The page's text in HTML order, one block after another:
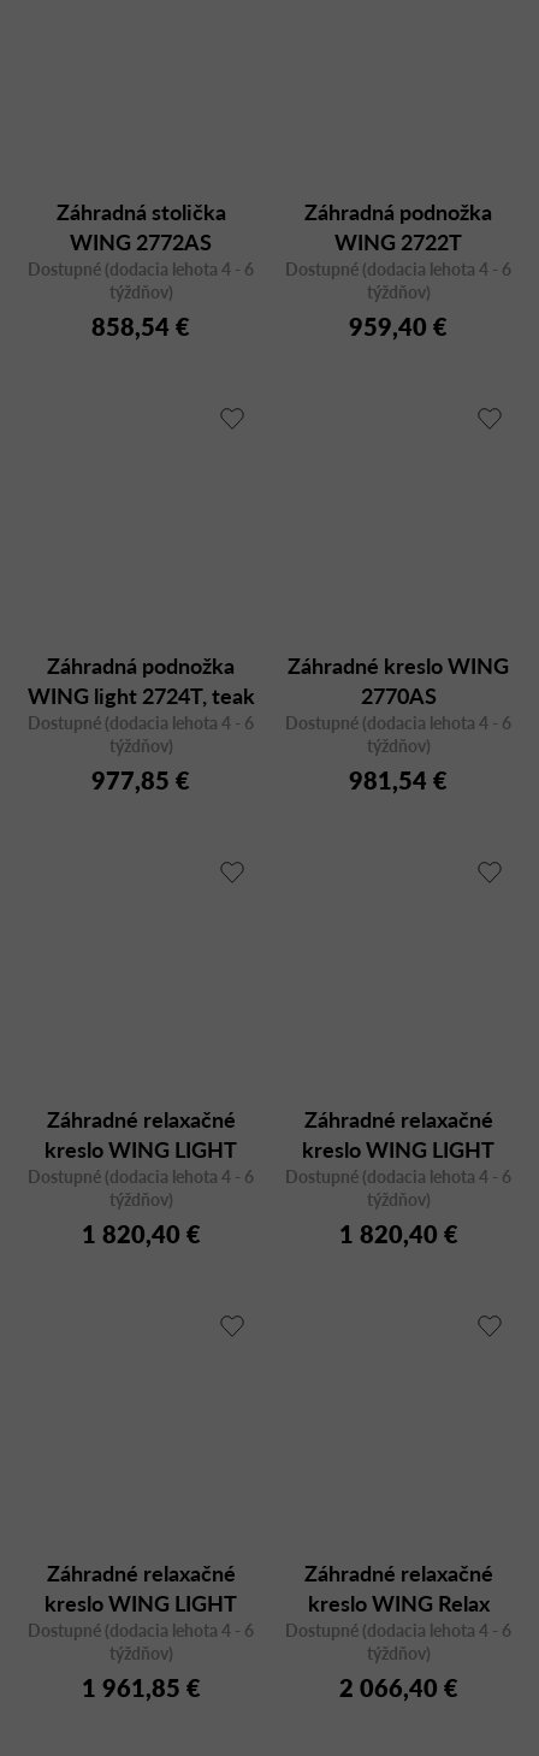
Záhradná stolička
WING 2772AS
Dostupné (dodacia lehota 4 - 6
týždňov)
858,54 €
Záhradná podnožka
WING 2722T
Dostupné (dodacia lehota 4 - 6
týždňov)
959,40 €
Záhradná podnožka
WING light 2724T, teak
Dostupné (dodacia lehota 4 - 6
týždňov)
977,85 €
Záhradné kreslo WING
2770AS
Dostupné (dodacia lehota 4 - 6
týždňov)
981,54 €
Záhradné relaxačné
kreslo WING LIGHT
Relax 2754AS, antracit
Dostupné (dodacia lehota 4 - 6
týždňov)
1 820,40 €
Záhradné relaxačné
kreslo WING LIGHT
Relax 2754WS, biele
Dostupné (dodacia lehota 4 - 6
týždňov)
1 820,40 €
Záhradné relaxačné
kreslo WING LIGHT
Relax 2754T, teak
Dostupné (dodacia lehota 4 - 6
týždňov)
1 961,85 €
Záhradné relaxačné
kreslo WING Relax
2750AS
Dostupné (dodacia lehota 4 - 6
týždňov)
2 066,40 €